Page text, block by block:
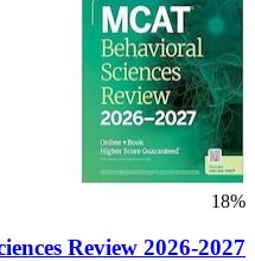
18%
Review 2026-2027